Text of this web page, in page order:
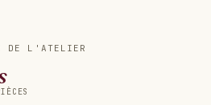
DE L'ATELIER